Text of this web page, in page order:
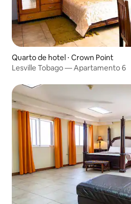
Quarto de hotel ⋅ Crown Point
Lesville Tobago — Apartamento 6